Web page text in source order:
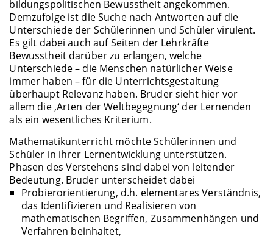
bildungspolitischen Bewusstheit angekommen.
Demzufolge ist die Suche nach Antworten auf die
Unterschiede der Schülerinnen und Schüler virulent.
Es gilt dabei auch auf Seiten der Lehrkräfte
Bewusstheit darüber zu erlangen, welche
Unterschiede – die Menschen natürlicher Weise
immer haben – für die Unterrichtsgestaltung
überhaupt Relevanz haben. Bruder sieht hier vor
allem die ‚Arten der Weltbegegnung‘ der Lernenden
als ein wesentliches Kriterium.
Mathematikunterricht möchte Schülerinnen und
Schüler in ihrer Lernentwicklung unterstützen.
Phasen des Verstehens sind dabei von leitender
Bedeutung. Bruder unterscheidet dabei
Probierorientierung, d.h. elementares Verständnis,
das Identifizieren und Realisieren von
mathematischen Begriffen, Zusammenhängen und
Verfahren beinhaltet,